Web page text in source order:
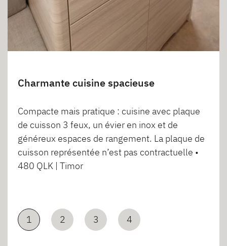
Charmante cuisine spacieuse
Compacte mais pratique : cuisine avec plaque
de cuisson 3 feux, un évier en inox et de
généreux espaces de rangement. La plaque de
cuisson représentée n’est pas contractuelle •
480 QLK | Timor
1 2 3 4